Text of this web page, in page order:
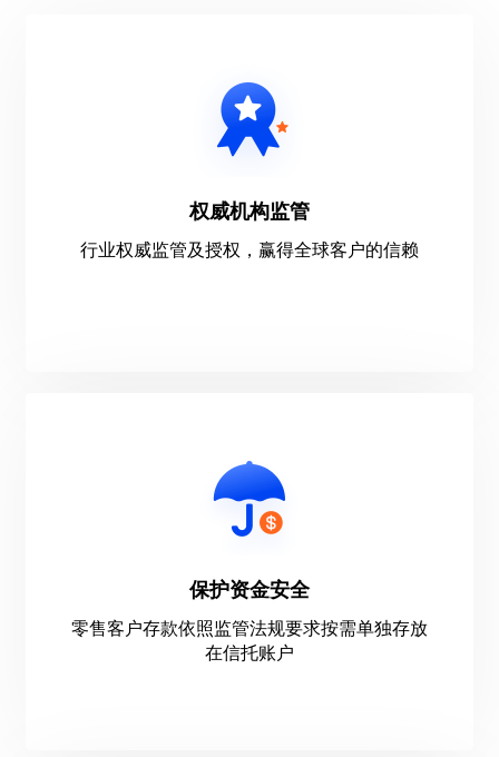
权威机构监管
行业权威监管及授权，赢得全球客户的信赖
保护资金安全
零售客户存款依照监管法规要求按需单独存放
在信托账户